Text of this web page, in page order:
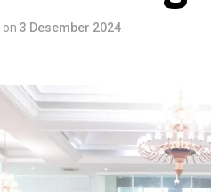
on 3 Desember 2024